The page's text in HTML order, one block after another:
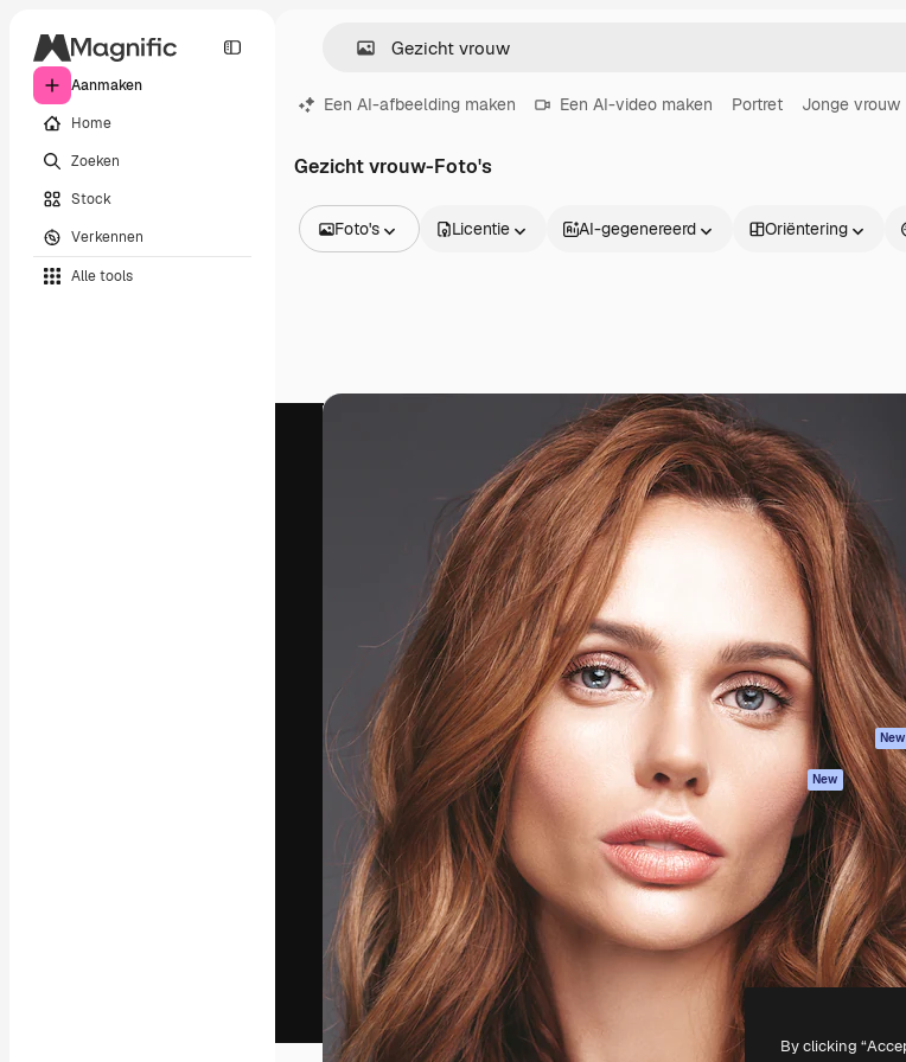
Aanmaken
Home
Zoeken
Stock
Verkennen
Alle tools
Een AI-afbeelding maken Een AI-video maken Portret Jonge vrouw
Gezicht vrouw-Foto's
Foto's
Video's
Licentie AI-gegenereerd Oriëntering
Het creatieve platform om je beste werk te
creëren. Meer dan 1 miljoen abonnees
onder creatievelingen, ondernemingen,
bureaus en studio's.
Nederlands
Producten
Spaces
AI-assistent
AI Image Generator
AI Video Generator
AI Voice Generator
Stockcontent
MCP voor
Claude/ChatGPT
New
Agenten New
API
Mobiele app
Alle Magnific-tools
Copyright © 2010- Freepik Company S.L.U. Alle rechten
By clicking